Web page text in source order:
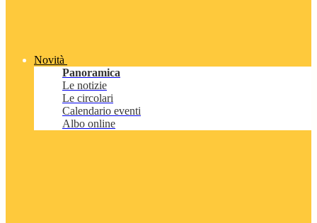
Novità
Panoramica
Le notizie
Le circolari
Calendario eventi
Albo online